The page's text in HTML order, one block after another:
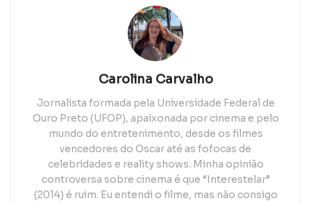
Carolina Carvalho
Jornalista formada pela Universidade Federal de
Ouro Preto (UFOP), apaixonada por cinema e pelo
mundo do entretenimento, desde os filmes
vencedores do Oscar até as fofocas de
celebridades e reality shows. Minha opinião
controversa sobre cinema é que “Interestelar”
(2014) é ruim. Eu entendi o filme, mas não consigo